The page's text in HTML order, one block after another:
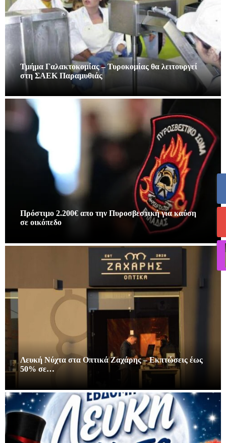
Τμήμα Γαλακτοκομίας – Τυροκομίας θα λειτουργεί
στη ΣΑΕΚ Παραμυθιάς
Πρόστιμο 2.200€ απο την Πυροσβεστική για καύση
σε οικόπεδο
Λευκή Νύχτα στα Οπτικά Ζαχάρης – Εκπτώσεις έως
50% σε…